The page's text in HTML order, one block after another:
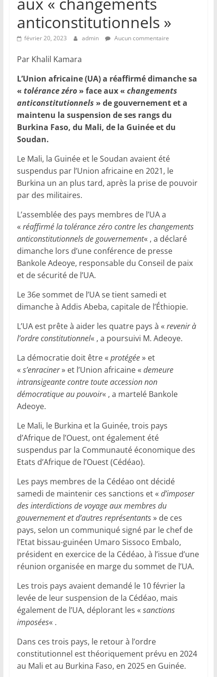
anticonstitutionnels »
février 20, 2023 admin Aucun commentaire
Par Khalil Kamara
L’Union africaine (UA) a réaffirmé dimanche sa
« tolérance zéro» face aux « changements
anticonstitutionnels » de gouvernement et a
maintenu la suspension de ses rangs du
Burkina Faso, du Mali, de la Guinée et du
Soudan.
Le Mali, la Guinée et le Soudan avaient été
suspendus par l’Union africaine en 2021, le
Burkina un an plus tard, après la prise de pouvoir
par des militaires.
L’assemblée des pays membres de l’UA a
« réaffirmé la tolérance zéro contre les changements
anticonstitutionnels de gouvernement« , a déclaré
dimanche lors d’une conférence de presse
Bankole Adeoye, responsable du Conseil de paix
et de sécurité de l’UA.
Le 36e sommet de l’UA se tient samedi et
dimanche à Addis Abeba, capitale de l’Éthiopie.
L’UA est prête à aider les quatre pays à « revenir à
l’ordre constitutionnel« , a poursuivi M. Adeoye.
La démocratie doit être « protégée» et
« s’enraciner» et l’Union africaine « demeure
intransigeante contre toute accession non
démocratique au pouvoir« , a martelé Bankole
Adeoye.
Le Mali, le Burkina et la Guinée, trois pays
d’Afrique de l’Ouest, ont également été
suspendus par la Communauté économique des
Etats d’Afrique de l’Ouest (Cédéao).
Les pays membres de la Cédéao ont décidé
samedi de maintenir ces sanctions et « d’imposer
des interdictions de voyage aux membres du
gouvernement et d’autres représentants» de ces
pays, selon un communiqué signé par le chef de
l’Etat bissau-guinéen Umaro Sissoco Embalo,
président en exercice de la Cédéao, à l’issue d’une
réunion organisée en marge du sommet de l’UA.
Les trois pays avaient demandé le 10 février la
levée de leur suspension de la Cédéao, mais
également de l’UA, déplorant les « sanctions
imposées« .
Dans ces trois pays, le retour à l’ordre
constitutionnel est théoriquement prévu en 2024
au Mali et au Burkina Faso, en 2025 en Guinée.